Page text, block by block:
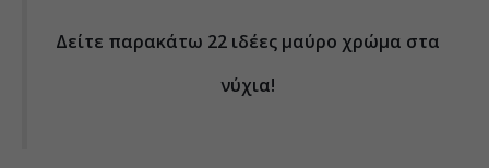
Δείτε παρακάτω 22 ιδέες μαύρο χρώμα στα
νύχια!